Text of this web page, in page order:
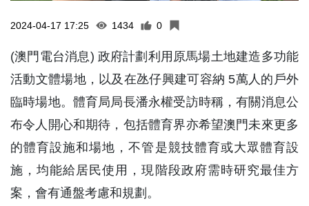
2024-04-17 17:25 1434 0
(澳門電台消息) 政府計劃利用原馬場土地建造多功能
活動文體場地，以及在氹仔興建可容納 5萬人的戶外
臨時場地。體育局局長潘永權受訪時稱，有關消息公
布令人開心和期待，包括體育界亦希望澳門未來更多
的體育設施和場地，不管是競技體育或大眾體育設
施，均能給居民使用，現階段政府需時研究最佳方
案，會有通盤考慮和規劃。